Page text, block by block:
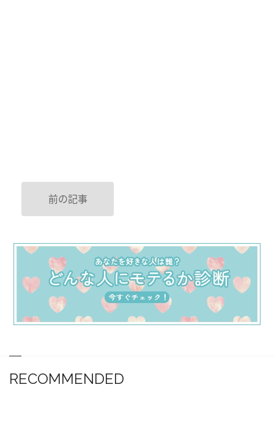
前の記事
RECOMMENDED